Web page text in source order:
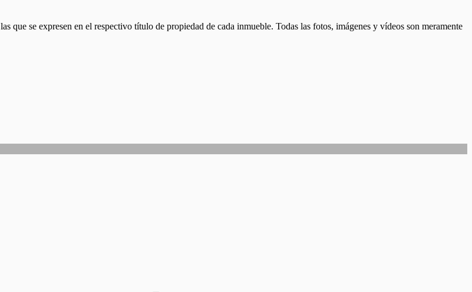
que se expresen en el respectivo título de propiedad de cada inmueble. Todas las fotos, imágenes y vídeos son meramente